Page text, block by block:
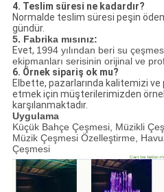
4. Teslim süresi ne kadardır?
Normalde teslim süresi peşin
gündür.
5. Fabrika mısınız:
Evet, 1994 yılından beri su
ekipmanları serisinin orijinal ve
6. Örnek sipariş ok mu?
Elbette, pazarlarında kalitemizi
etmek için müşterilerimizden
karşılanmaktadır.
Uygulama
Küçük Bahçe Çeşmesi, Müzikli
Müzik Çeşmesi Özelleştirme,
Çeşmesi